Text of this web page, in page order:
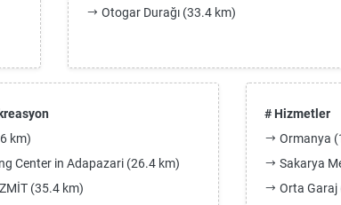
Otogar Durağı (33.4 km)
km)
Center in Adapazari (26.4 km)
(35.4 km)
# Hizmetler
Ormanya
Sakarya
Orta Garaj